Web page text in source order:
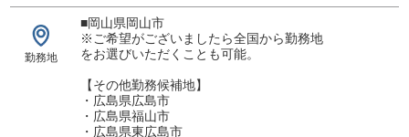
勤務地
■岡山県岡山市
※ご希望がございましたら全国から勤務地
をお選びいただくことも可能。
【その他勤務候補地】
・広島県広島市
・広島県福山市
・広島県東広島市